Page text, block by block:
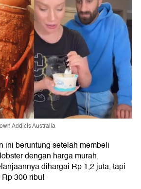
Addicts Australia
ini beruntung setelah membeli
dengan harga murah.
dihargai Rp 1,2 juta, tapi
300 ribu!